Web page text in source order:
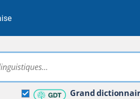
Rechercher dans tout le site
Grand